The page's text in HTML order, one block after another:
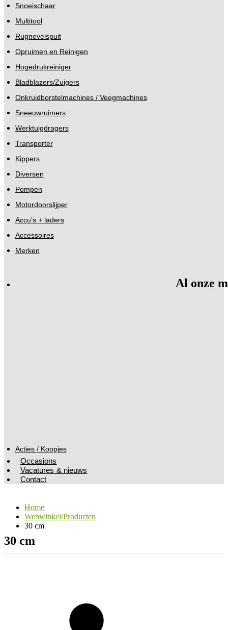
Snoeischaar
Multitool
Rugnevelspuit
Opruimen en Reinigen
Hogedrukreiniger
Bladblazers/Zuigers
Onkruidborstelmachines / Veegmachines
Sneeuwruimers
Werktuigdragers
Transporter
Kippers
Diversen
Pompen
Motordoorslijper
Accu’s + laders
Accessoires
Merken
Al onze
Acties / Koopjes
Occasions
Vacatures & nieuws
Contact
Home
Webwinkel/Producten
30 cm
30 cm